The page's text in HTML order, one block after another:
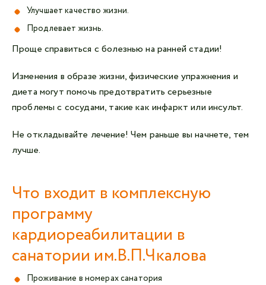
Улучшает качество жизни.
Продлевает жизнь.
Проще справиться с болезнью на ранней стадии!
Изменения в образе жизни, физические упражнения и
диета могут помочь предотвратить серьезные
проблемы с сосудами, такие как инфаркт или инсульт.
Не откладывайте лечение! Чем раньше вы начнете, тем
лучше.
Что входит в комплексную
программу
кардиореабилитации в
санатории им.В.П.Чкалова
Проживание в номерах санатория